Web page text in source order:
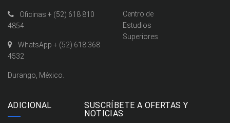
Oficinas + (52) 618 810
4854
WhatsApp + (52) 618 368
4532
Durango, México.
Centro de
Estudios
Superiores
ADICIONAL
SUSCRÍBETE A OFERTAS Y
NOTICIAS